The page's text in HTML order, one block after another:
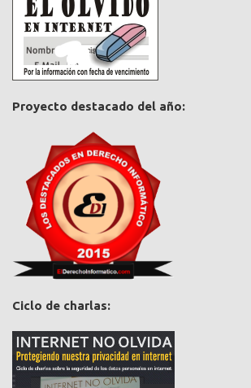
Proyecto destacado del año:
Ciclo de charlas: